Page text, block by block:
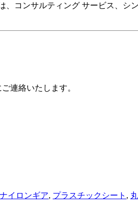
コンサルティング サービス、シ
連絡いたします。
ナイロンギア, プラスチックシート ,